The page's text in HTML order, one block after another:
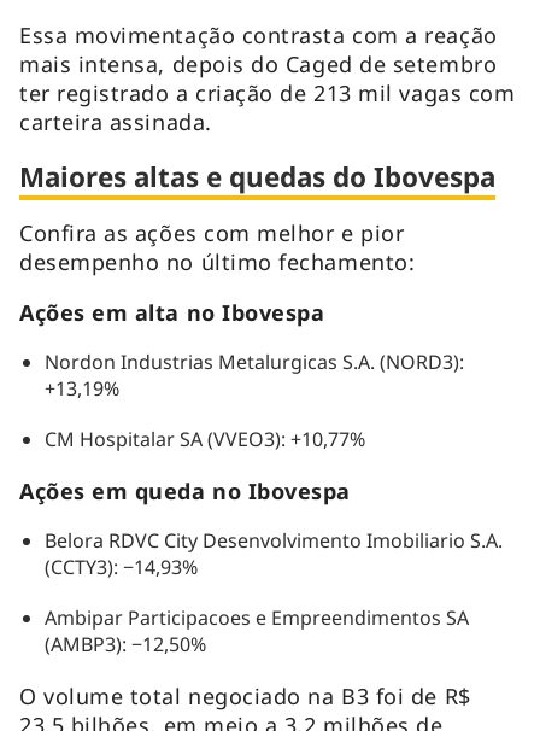
Essa movimentação contrasta com a reação
mais intensa, depois do Caged de setembro
ter registrado a criação de 213 mil vagas com
carteira assinada.
Maiores altas e quedas do Ibovespa
Confira as ações com melhor e pior
desempenho no último fechamento:
Ações em alta no Ibovespa
Nordon Industrias Metalurgicas S.A. (NORD3):
+13,19%
CM Hospitalar SA (VVEO3): +10,77%
Ações em queda no Ibovespa
Belora RDVC City Desenvolvimento Imobiliario S.A.
(CCTY3): −14,93%
Ambipar Participacoes e Empreendimentos SA
(AMBP3): −12,50%
O volume total negociado na B3 foi de R$
23,5 bilhões, em meio a 3,2 milhões de